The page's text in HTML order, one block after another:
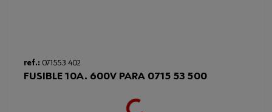
ref.: 071553 402
FUSIBLE 10A. 600V PARA 0715 53 500
Loading...